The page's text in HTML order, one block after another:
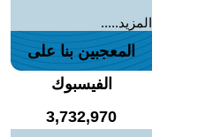
المزيد.....
المعجبين بنا على
الفيسبوك
3,732,970